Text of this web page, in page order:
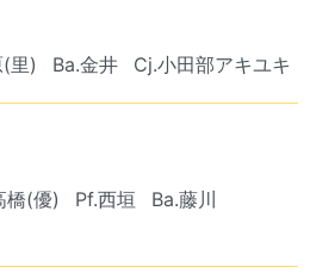
里) Ba.金井 Cj.小田部アキユキ
橋(優) Pf.西垣
Ba.藤川